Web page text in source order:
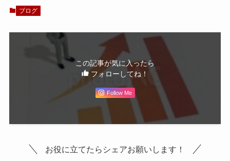
ブログ
この記事が気に入ったら
フォローしてね！
Follow Me
お役に立てたらシェアお願いします！